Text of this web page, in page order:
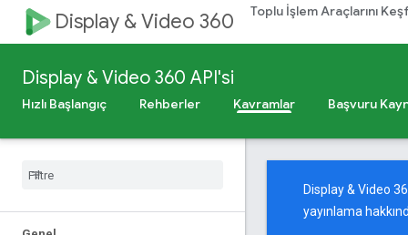
Display & Video 360 Toplu İşlem Araçlarını
Display & Video 360 API'si
Hızlı Başlangıç Rehberler Kavramlar Başvuru
Display & Video
yayınlama